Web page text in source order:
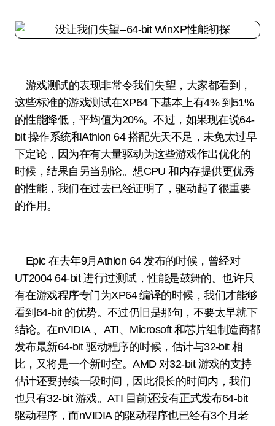
游戏测试的表现非常令我们失望，大家都看到，
这些标准的游戏测试在XP64 下基本上有4% 到51%
的性能降低，平均值为20%。不过，如果现在说64-
bit 操作系统和Athlon 64 搭配先天不足，未免太过早
下定论，因为在有大量驱动为这些游戏作出优化的
时候，结果自另当别论。想CPU 和内存提供更优秀
的性能，我们在过去已经证明了，驱动起了很重要
的作用。
Epic 在去年9月Athlon 64 发布的时候，曾经对
UT2004 64-bit 进行过测试，性能是鼓舞的。也许只
有在游戏程序专门为XP64 编译的时候，我们才能够
看到64-bit 的优势。不过仍旧是那句，不要太早就下
结论。在nVIDIA 、ATI、Microsoft 和芯片组制造商都
发布最新64-bit 驱动程序的时候，估计与32-bit 相
比，又将是一个新时空。AMD 对32-bit 游戏的支持
估计还要持续一段时间，因此很长的时间内，我们
也只有32-bit 游戏。ATI 目前还没有正式发布64-bit
驱动程序，而nVIDIA 的驱动程序也已经有3个月老